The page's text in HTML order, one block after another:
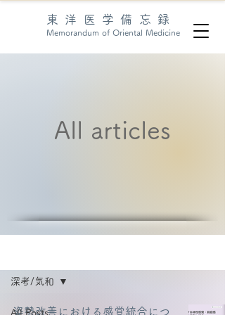
東洋医学備忘録
Memorandum of Oriental Medicine
All articles
All Posts
深考/気和
姿勢改善における感覚統合につ